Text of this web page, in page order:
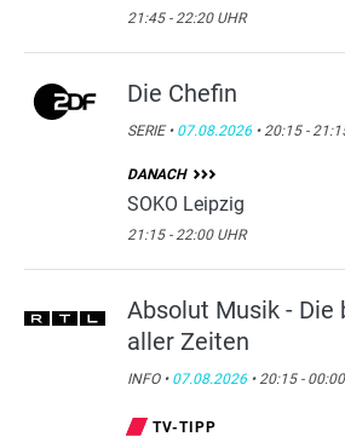
21:45 - 22:20 UHR
Die Chefin
SERIE • 07.08.2026 • 20:15 -
DANACH
SOKO Leipzig
21:15 - 22:00 UHR
Absolut Musik - Die
aller Zeiten
INFO • 07.08.2026 • 20:15 -
TV-TIPP